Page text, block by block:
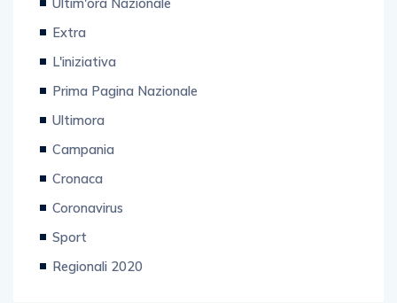
Ultim'ora Nazionale
Extra
L'iniziativa
Prima Pagina Nazionale
Ultimora
Campania
Cronaca
Coronavirus
Sport
Regionali 2020